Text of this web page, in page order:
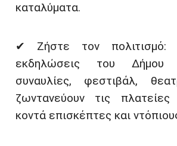
καταλύματα.
✔ Ζήστε τον πολιτισμό:
εκδηλώσεις του
συναυλίες, φεστιβάλ,
ζωντανεύουν τις
κοντά επισκέπτες και